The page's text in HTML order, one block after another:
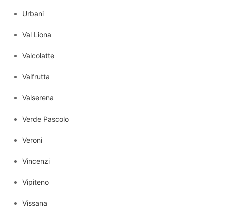
Urbani
Val Liona
Valcolatte
Valfrutta
Valserena
Verde Pascolo
Veroni
Vincenzi
Vipiteno
Vissana